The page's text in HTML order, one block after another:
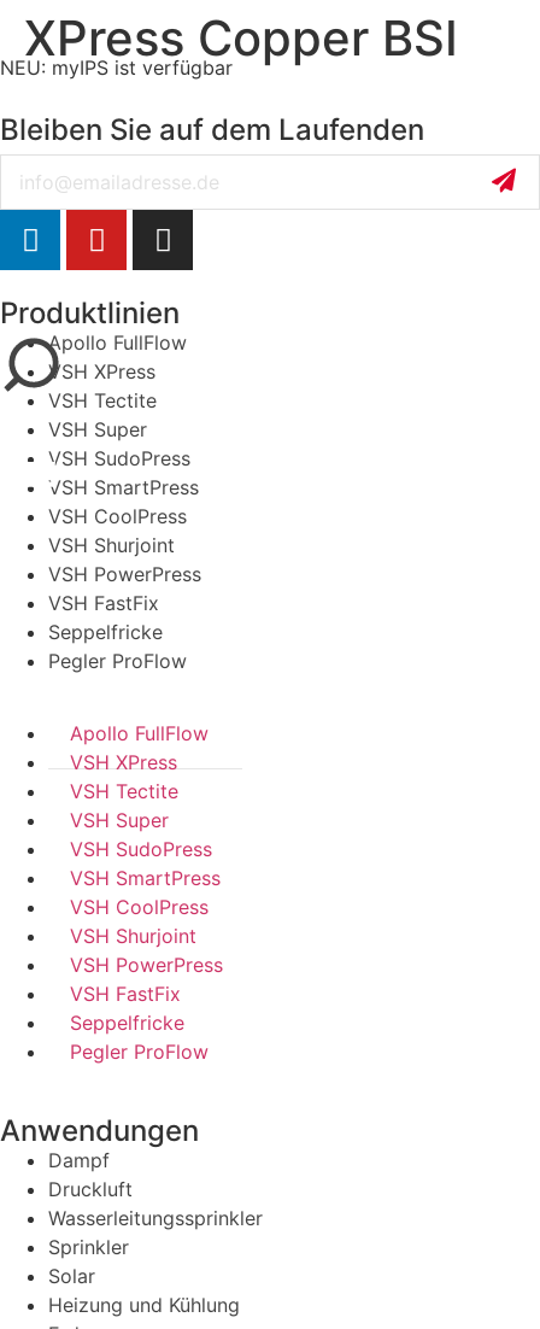
NEU: myIPS ist verfügbar
schließen
XPress Copper BSI
Bleiben Sie auf dem Laufenden
Produktlinien
Apollo FullFlow
VSH XPress
VSH Tectite
VSH Super
VSH SudoPress
VSH SmartPress
VSH CoolPress
VSH Shurjoint
VSH PowerPress
VSH FastFix
Seppelfricke
Pegler ProFlow
Apollo FullFlow
VSH XPress
VSH Tectite
VSH Super
VSH SudoPress
VSH SmartPress
VSH CoolPress
VSH Shurjoint
VSH PowerPress
VSH FastFix
Seppelfricke
Pegler ProFlow
Anwendungen
Dampf
Druckluft
Wasserleitungssprinkler
Sprinkler
Solar
Heizung und Kühlung